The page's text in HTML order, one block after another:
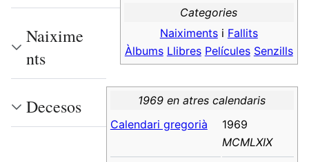
Categories
Naiximentsi Fallits
Àlbums Llibres Películes Senzills
1969 en atres calendaris
Calendari gregorià
1969
MCMLXIX
Naixime
nts
Decesos